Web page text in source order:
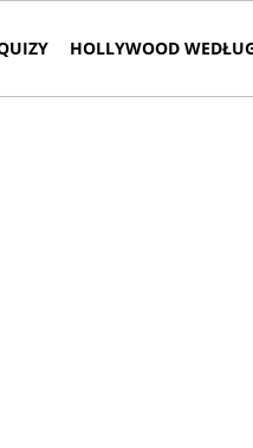
HOLLYWOOD